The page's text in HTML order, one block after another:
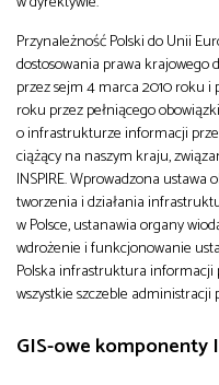
Przynależność Polski do Unii
dostosowania prawa krajowego
przez sejm 4 marca 2010 roku i
roku przez pełniącego
o infrastrukturze informacji
ciążący na naszym kraju,
INSPIRE. Wprowadzona ustawa
tworzenia i działania
w Polsce, ustanawia organy
wdrożenie i funkcjonowanie
Polska infrastruktura
wszystkie szczeble administracji
GIS-owe komponenty